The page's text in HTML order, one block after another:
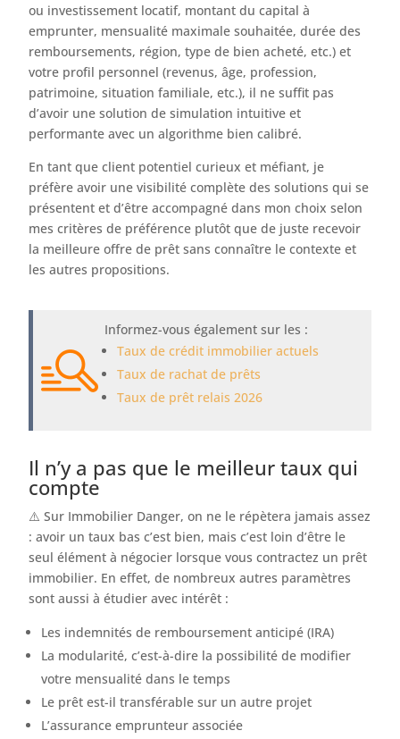
ou investissement locatif, montant du capital à
emprunter, mensualité maximale souhaitée, durée des
remboursements, région, type de bien acheté, etc.) et
votre profil personnel (revenus, âge, profession,
patrimoine, situation familiale, etc.), il ne suffit pas
d’avoir une solution de simulation intuitive et
performante avec un algorithme bien calibré.
En tant que client potentiel curieux et méfiant, je
préfère avoir une visibilité complète des solutions qui se
présentent et d’être accompagné dans mon choix selon
mes critères de préférence plutôt que de juste recevoir
la meilleure offre de prêt sans connaître le contexte et
les autres propositions.
Informez-vous également sur les :
Taux de crédit immobilier actuels
Taux de rachat de prêts
Taux de prêt relais 2026
Il n’y a pas que le meilleur taux qui
compte
⚠️ Sur Immobilier Danger, on ne le répètera jamais assez
: avoir un taux bas c’est bien, mais c’est loin d’être le
seul élément à négocier lorsque vous contractez un prêt
immobilier. En effet, de nombreux autres paramètres
sont aussi à étudier avec intérêt :
Les indemnités de remboursement anticipé (IRA)
La modularité, c’est-à-dire la possibilité de modifier
votre mensualité dans le temps
Le prêt est-il transférable sur un autre projet
L’assurance emprunteur associée